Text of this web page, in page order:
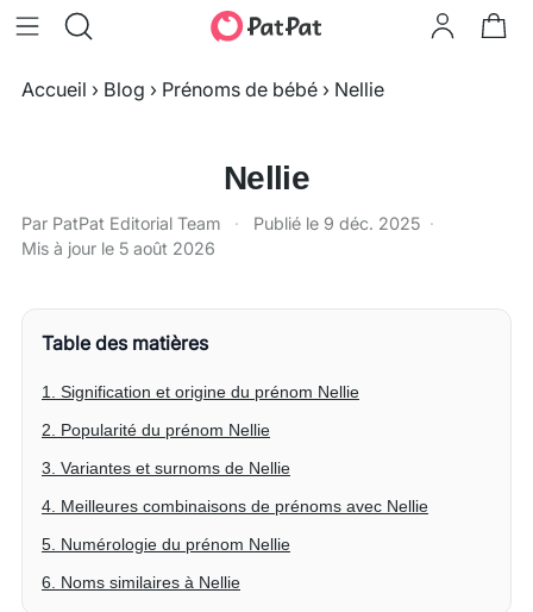
Accueil › Blog › Prénoms de bébé › Nellie
Nellie
Par PatPat Editorial Team · Publié le 9 déc. 2025 ·
Mis à jour le 5 août 2026
Table des matières
1. Signification et origine du prénom Nellie
2. Popularité du prénom Nellie
3. Variantes et surnoms de Nellie
4. Meilleures combinaisons de prénoms avec Nellie
5. Numérologie du prénom Nellie
6. Noms similaires à Nellie